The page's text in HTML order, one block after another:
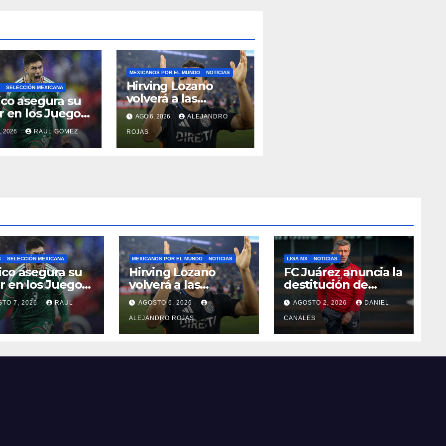
SELECCIÓN MEXICANA
asegura su
en los Juegos
de Los
2028
2026 RAUL GOMEZ
MEXICANOS POR EL MUNDO NOTICIAS
Hirving Lozano
volverá a las
canchas con LA
Galaxy
AGO 6, 2026 ALEJANDRO
ROJAS
SELECCIÓN MEXICANA
asegura su
en los Juegos
de Los
2028
7, 2026 RAUL
MEXICANOS POR EL MUNDO NOTICIAS
Hirving Lozano
volverá a las
canchas con LA
Galaxy
AGOSTO 6, 2026
ALEJANDRO ROJAS
LIGA MX NOTICIAS
FC Juárez anuncia la
destitución de
Pedro Caixinha
AGOSTO 2, 2026 DANIEL
CANALES